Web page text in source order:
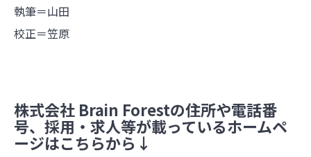
執筆＝山田
校正＝笠原
株式会社 Brain Forestの住所や電話番
号、採用・求人等が載っているホームペ
ージはこちらから↓